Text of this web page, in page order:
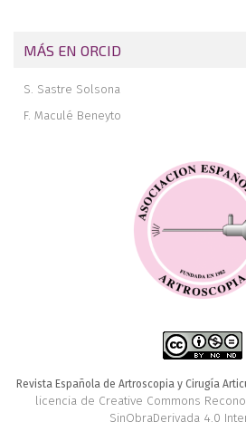
MÁS EN ORCID
S. Sastre Solsona
F. Maculé Beneyto
Revista Española de Artroscopia y Cirugía
licencia de Creative Commons
SinObraDerivada 4.0